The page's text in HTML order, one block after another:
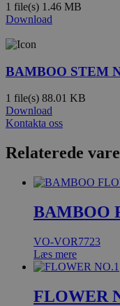
1 file(s) 1.46 MB
Download
BAMBOO STEM
1 file(s) 88.01 KB
Download
Kontakta oss
Relaterede
BAMBOO
VO-VOR7723
Læs mere
FLOWER